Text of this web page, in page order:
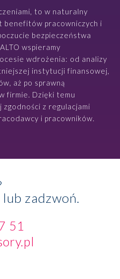
to w naturalny
benefitów pracowniczych i
bezpieczeństwa
wspieramy
wdrożenia: od analizy
instytucji finansowej,
aż po sprawną
firmie. Dzięki temu
zgodności z regulacjami
i pracowników.
zadzwoń.
51